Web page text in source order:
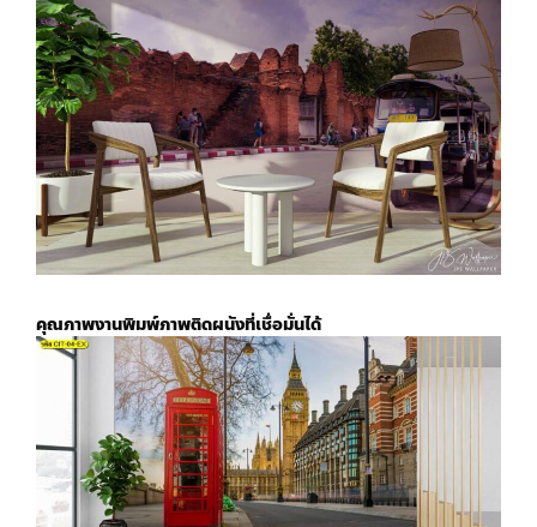
คุณภาพงานพิมพ์ภาพติดผนังที่เชื่อมั่นได้